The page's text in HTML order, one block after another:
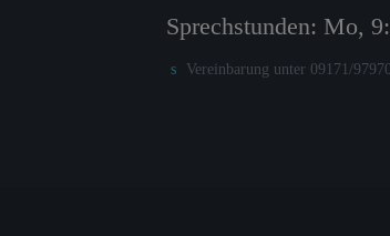
Sprechstunden: Mo,
Vereinbarung unter 09171/